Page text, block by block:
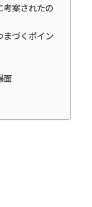
考案されたの
まづくポイン
面